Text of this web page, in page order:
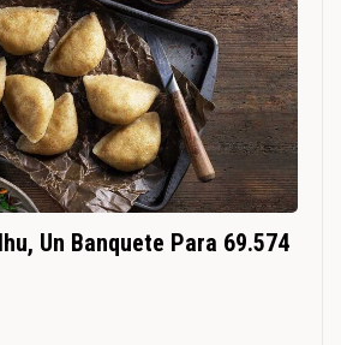
Un Banquete Para 69.574